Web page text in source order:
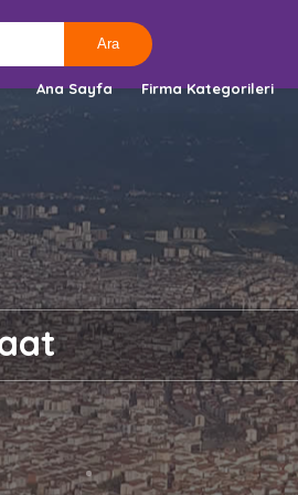
Ana Sayfa Firma Kategorileri